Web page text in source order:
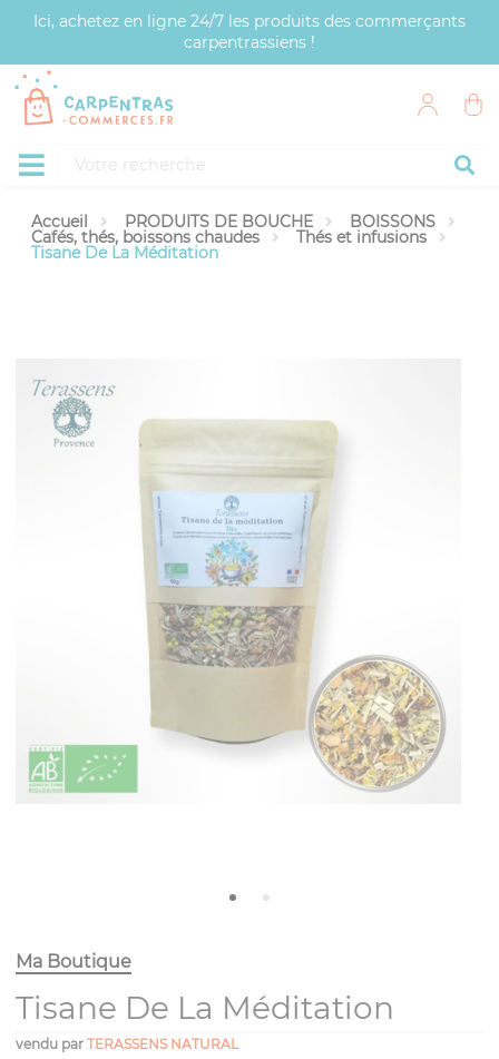
Ici, achetez en ligne 24/7 les produits des commerçants
carpentrassiens !
Accueil PRODUITS DE BOUCHE BOISSONS
Cafés, thés, boissons chaudes Thés et infusions
Tisane De La Méditation
Ma Boutique
Tisane De La Méditation
vendu par TERASSENS NATURAL
Panneau de gestion des cookies